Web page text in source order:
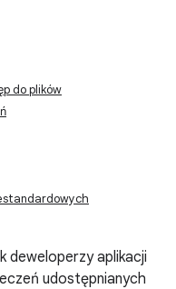
do plików
deweloperzy aplikacji
udostępnianych